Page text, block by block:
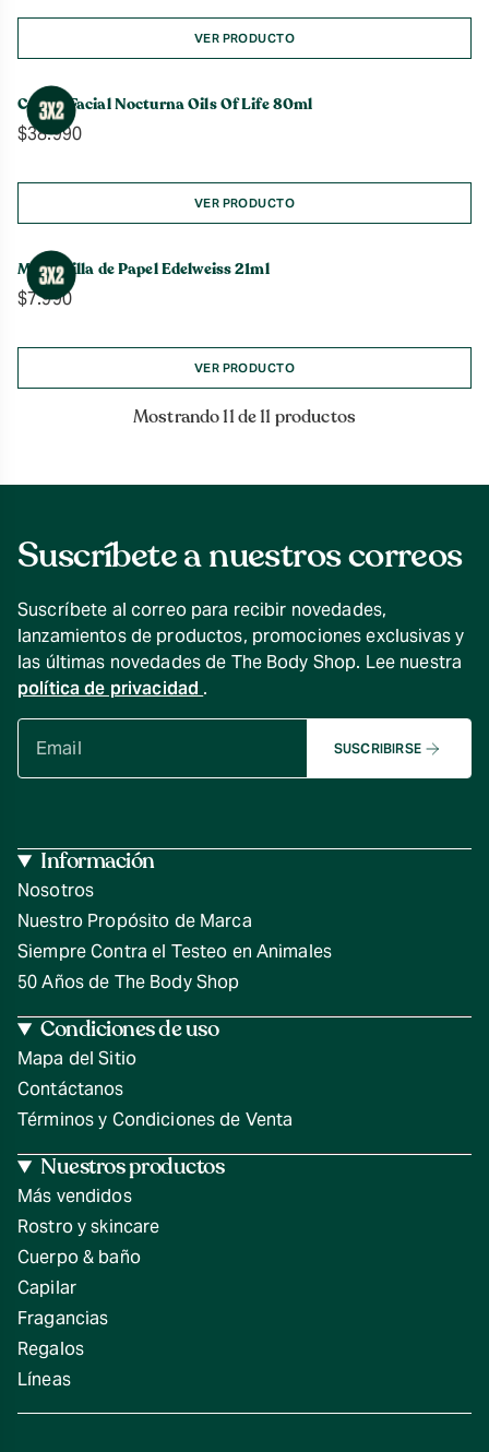
VER PRODUCTO
Crema Facial Nocturna Oils Of Life 80ml
$38.990
VER PRODUCTO
Mascarilla de Papel Edelweiss 21ml
$7.990
VER PRODUCTO
Mostrando 11 de 11 productos
Suscríbete a nuestros correos
Suscríbete al correo para recibir novedades,
lanzamientos de productos, promociones exclusivas y
las últimas novedades de The Body Shop. Lee nuestra
política de privacidad .
SUSCRIBIRSE
Información
Nosotros
Nuestro Propósito de Marca
Siempre Contra el Testeo en Animales
50 Años de The Body Shop
Condiciones de uso
Mapa del Sitio
Contáctanos
Términos y Condiciones de Venta
Nuestros productos
Más vendidos
Rostro y skincare
Cuerpo & baño
Capilar
Fragancias
Regalos
Líneas